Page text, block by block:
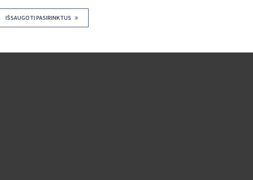
IŠSAUGOTI PASIRINKTUS